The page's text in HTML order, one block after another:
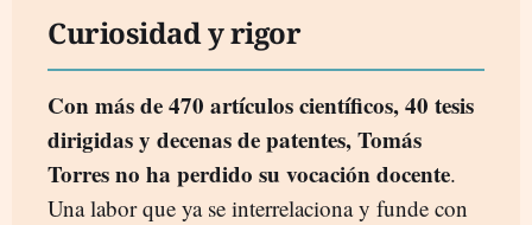
Curiosidad y rigor
Con más de 470 artículos científicos, 40 tesis
dirigidas y decenas de patentes, Tomás
Torres no ha perdido su vocación docente.
Una labor que ya se interrelaciona y funde con